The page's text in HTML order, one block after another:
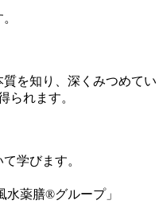
を知り、深くみつめてい
られます。
学びます。
薬膳®グループ」